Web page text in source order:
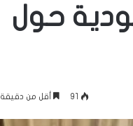
حول
91 أقل من دقيقة